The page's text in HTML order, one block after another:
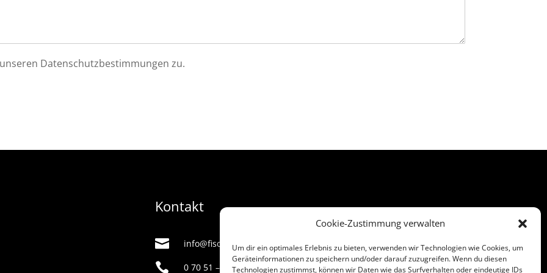
Cookie-Zustimmung verwalten
Um dir ein optimales Erlebnis zu bieten, verwenden wir Technologien wie Cookies, um
Geräteinformationen zu speichern und/oder darauf zuzugreifen. Wenn du diesen
Technologien zustimmst, können wir Daten wie das Surfverhalten oder eindeutige IDs
Datenschutzbestimmungen zu.
Kontakt
 info@fischinger-bestattungen.de
 0 70 51 – 22 06